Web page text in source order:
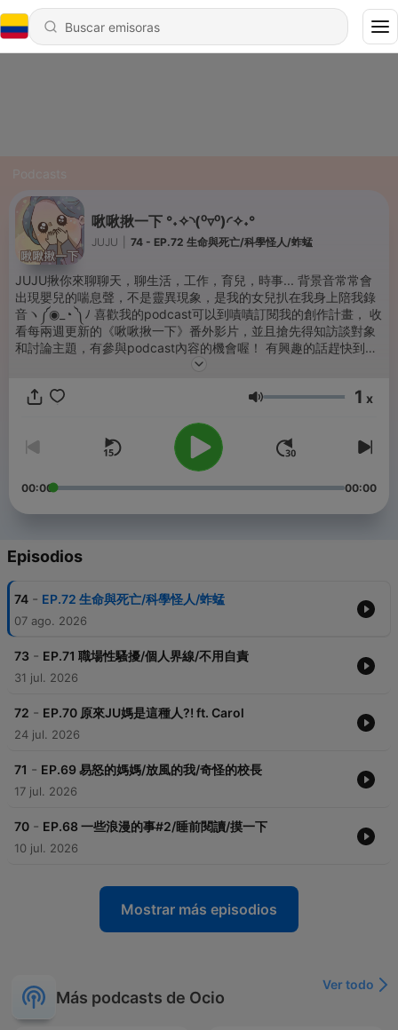
啾啾揪一下 °˖✧◝(⁰▿⁰)◜✧˖°
JUJU 74 - EP.72 生命與死亡/科學怪人/蚱蜢
JUJU揪你來聊聊天，聊生活，工作，育兒，時事... 背景音常常會
出現嬰兒的喘息聲，不是靈異現象，是我的女兒扒在我身上陪我錄
音ヽ༼◉_◔ ༽ﾉ 喜歡我的podcast可以到嘖嘖訂閱我的創作計畫， 收
看每兩週更新的《啾啾揪一下》番外影片，並且搶先得知訪談對象
和討論主題，有參與podcast內容的機會喔！ 有興趣的話趕快到以
Volumen 1 x
00:00 00:00
Episodios
74 - EP.72 生命與死亡/科學怪人/蚱蜢
07 ago. 2026
73 - EP.71 職場性騷擾/個人界線/不用自責
31 jul. 2026
72 - EP.70 原來JU媽是這種人?! ft. Carol
24 jul. 2026
71 - EP.69 易怒的媽媽/放風的我/奇怪的校長
17 jul. 2026
70 - EP.68 一些浪漫的事#2/睡前閱讀/摸一下
10 jul. 2026
Mostrar más episodios
Más podcasts de Ocio
Ver todo